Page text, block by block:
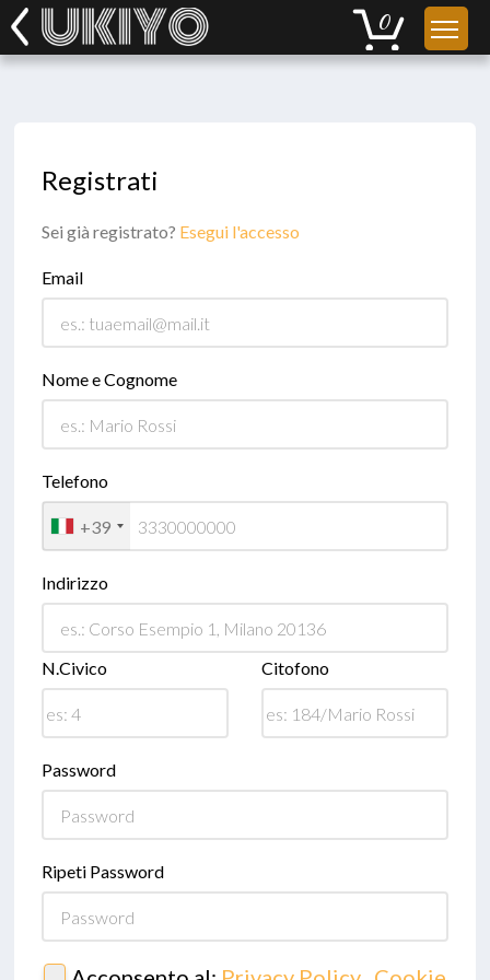
Registrati
Sei già registrato? Esegui l'accesso
Email
Nome e Cognome
Telefono
+39
Indirizzo
N.Civico Citofono
Password
Ripeti Password